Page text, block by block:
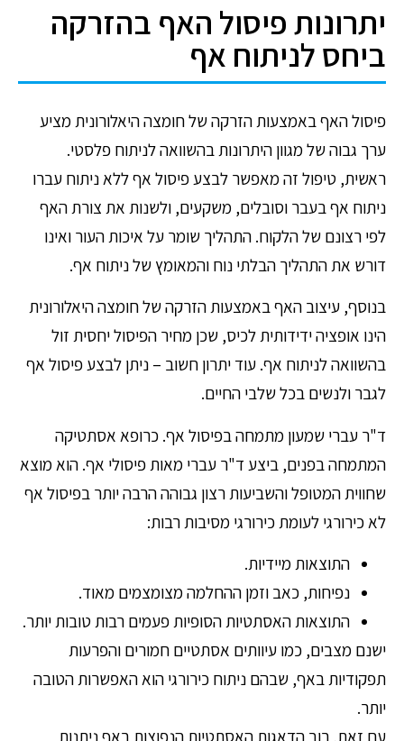
יתרונות פיסול האף בהזרקה
ביחס לניתוח אף
פיסול האף באמצעות הזרקה של חומצה היאלורונית מציע
ערך גבוה של מגוון היתרונות בהשוואה לניתוח פלסטי.
ראשית, טיפול זה מאפשר לבצע פיסול אף ללא ניתוח עברו
ניתוח אף בעבר וסובלים, משקעים, ולשנות את צורת האף
לפי רצונם של הלקוח. התהליך שומר על איכות העור ואינו
דורש את התהליך הבלתי נוח והמאומץ של ניתוח אף.
בנוסף, עיצוב האף באמצעות הזרקה של חומצה היאלורונית
הינו אופציה ידידותית לכיס, שכן מחיר הפיסול יחסית זול
בהשוואה לניתוח אף. עוד יתרון חשוב – ניתן לבצע פיסול אף
לגבר ולנשים בכל שלבי החיים.
ד"ר עברי שמעון מתמחה בפיסול אף. כרופא אסתטיקה
המתמחה בפנים, ביצע ד"ר עברי מאות פיסולי אף. הוא מוצא
שחווית המטופל והשביעות רצון גבוהה הרבה יותר בפיסול אף
לא כירורגי לעומת כירורגי מסיבות רבות:
התוצאות מיידיות.
נפיחות, כאב וזמן ההחלמה מצומצמים מאוד.
התוצאות האסתטיות הסופיות פעמים רבות טובות יותר.
ישנם מצבים, כמו עיוותים אסתטיים חמורים והפרעות
תפקודיות באף, שבהם ניתוח כירורגי הוא האפשרות הטובה
יותר.
עם זאת, רוב הדאגות האסתטיות הנפוצות באף ניתנות